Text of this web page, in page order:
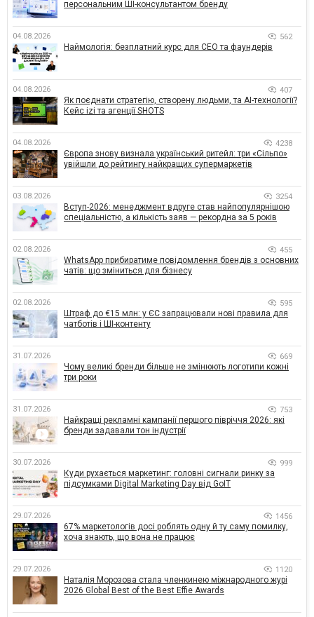
персональним ШІ-консультантом бренду
04.08.2026 562
Наймологія: безплатний курс для CEO та фаундерів
04.08.2026 407
Як поєднати стратегію, створену людьми, та AI-технології?
Кейс izi та агенції SHOTS
04.08.2026 4238
Європа знову визнала український ритейл: три «Сільпо»
увійшли до рейтингу найкращих супермаркетів
03.08.2026 3254
Вступ-2026: менеджмент вдруге став найпопулярнішою
спеціальністю, а кількість заяв — рекордна за 5 років
02.08.2026 455
WhatsApp прибиратиме повідомлення брендів з основних
чатів: що зміниться для бізнесу
02.08.2026 595
Штраф до €15 млн: у ЄС запрацювали нові правила для
чатботів і ШІ-контенту
31.07.2026 669
Чому великі бренди більше не змінюють логотипи кожні
три роки
31.07.2026 753
Найкращі рекламні кампанії першого півріччя 2026: які
бренди задавали тон індустрії
30.07.2026 999
Куди рухається маркетинг: головні сигнали ринку за
підсумками Digital Marketing Day від GoIT
29.07.2026 1456
67% маркетологів досі роблять одну й ту саму помилку,
хоча знають, що вона не працює
29.07.2026 1120
Наталія Морозова стала членкинею міжнародного журі
2026 Global Best of the Best Effie Awards